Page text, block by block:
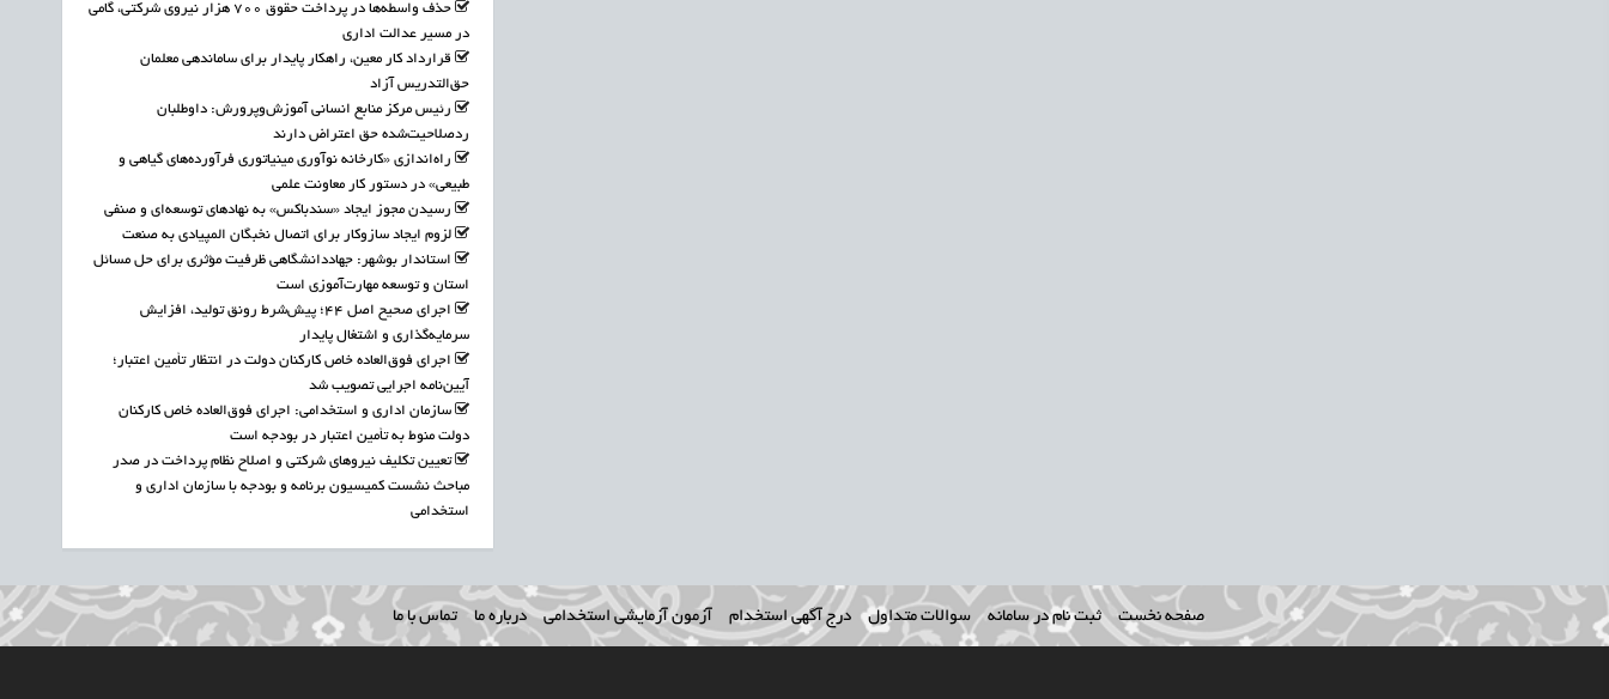
حذف واسطه‌ها در پرداخت حقوق ۷۰۰ هزار نیروی شرکتی، گامی
در مسیر عدالت اداری
قرارداد کار معین، راهکار پایدار برای ساماندهی معلمان
حق‌التدریس آزاد
رئیس مرکز منابع انسانی آموزش‌وپرورش: داوطلبان
ردصلاحیت‌شده حق اعتراض دارند
راه‌اندازی «کارخانه نوآوری مینیاتوری فرآورده‌های گیاهی و
طبیعی» در دستور کار معاونت علمی
رسیدن مجوز ایجاد «سندباکس» به نهادهای توسعه‌ای و صنفی
لزوم ایجاد سازوکار برای اتصال نخبگان المپیادی به صنعت
استاندار بوشهر: جهاددانشگاهی ظرفیت مؤثری برای حل مسائل
استان و توسعه مهارت‌آموزی است
اجرای صحیح اصل ۴۴؛ پیش‌شرط رونق تولید، افزایش
سرمایه‌گذاری و اشتغال پایدار
اجرای فوق‌العاده خاص کارکنان دولت در انتظار تأمین اعتبار؛
آیین‌نامه اجرایی تصویب شد
سازمان اداری و استخدامی: اجرای فوق‌العاده خاص کارکنان
دولت منوط به تأمین اعتبار در بودجه است
تعیین تکلیف نیروهای شرکتی و اصلاح نظام پرداخت در صدر
مباحث نشست کمیسیون برنامه و بودجه با سازمان اداری و
استخدامی
صفحه نخست ثبت نام در سامانه سوالات متداول درج آگهی استخدام آزمون آزمایشی استخدامی درباره ما تماس با ما